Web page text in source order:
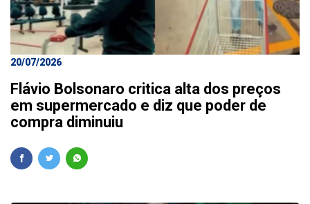
20/07/2026
Flávio Bolsonaro critica alta dos preços
em supermercado e diz que poder de
compra diminuiu